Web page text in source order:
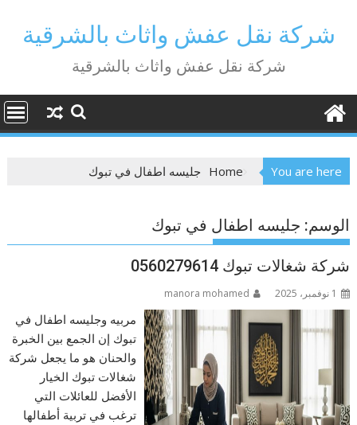
contentشركة نقل عفش واثاث بالشرقية
شركة نقل عفش واثاث بالشرقية
You are here
Home جليسه اطفال في تبوك
الوسم: جليسه اطفال في تبوك
شركة شغالات تبوك 0560279614
1 نوفمبر، 2025 manora mohamed
مربيه وجليسه اطفال في
تبوك إن الجمع بين الخبرة
والحنان هو ما يجعل شركة
شغالات تبوك الخيار
الأفضل للعائلات التي
ترغب في تربية أطفالها